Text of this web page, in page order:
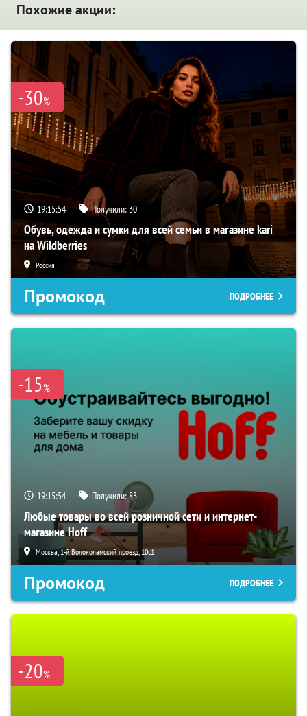
Похожие акции:
-30%
19:15:53 Получили: 30
Обувь, одежда и сумки для всей семьи в магазине kari
на Wildberries
Россия
Промокод ПОДРОБНЕЕ
-15%
19:15:53 Получили:83
Любые товары во всей розничной сети и интернет-
магазине Hoff
Москва, 1-й Волоколамский проезд, 10с1
Промокод ПОДРОБНЕЕ
-20%